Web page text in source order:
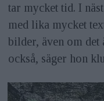
tar mycket tid. I
med lika mycket
bilder, även om det
också, säger hon